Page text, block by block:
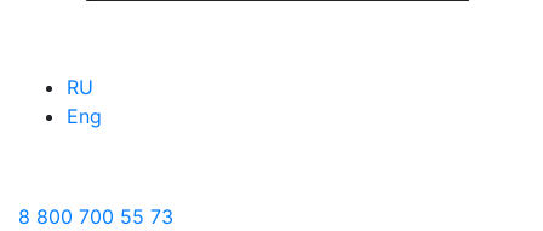
RU
Eng
8 800 700 55 73